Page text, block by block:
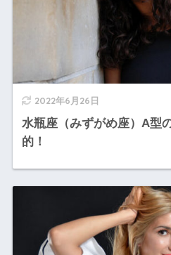
2022年6月26日
水瓶座（みずがめ座）A型
的！